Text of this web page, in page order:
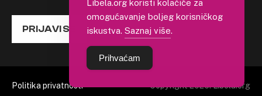
PRIJAVI SE
Politika privatnosti Copyright 2026. Libela.org
Libela.org koristi kolačiće za
omogućavanje boljeg korisničkog
iskustva. Saznaj više.
Prihvaćam